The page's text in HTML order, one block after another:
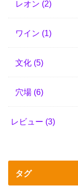
レオン (2)
ワイン (1)
文化 (5)
穴場 (6)
レビュー (3)
タグ